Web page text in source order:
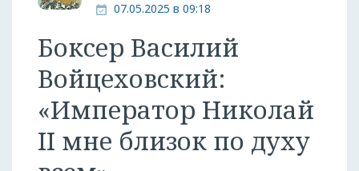
07.05.2025 в 09:18
Боксер Василий
Войцеховский:
«Император Николай
II мне близок по духу